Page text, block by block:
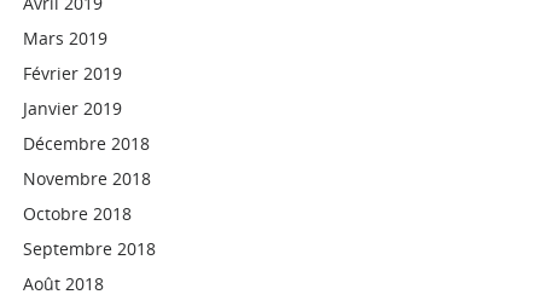
Mars 2019
Février 2019
Janvier 2019
Décembre 2018
Novembre 2018
Octobre 2018
Septembre 2018
Août 2018